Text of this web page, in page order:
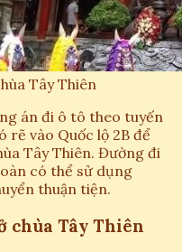
Tây Thiên
án đi ô tô theo tuyến
rẽ vào Quốc lộ 2B để
Tây Thiên. Đường đi
có thể sử dụng
thuận tiện.
chùa Tây Thiên